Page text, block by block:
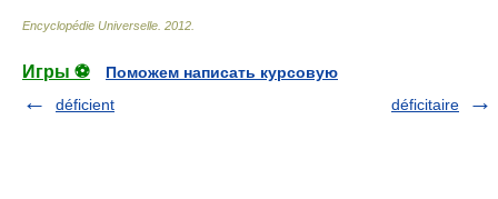
Encyclopédie Universelle 2012
Игры ⚽
Поможем написать курсовую
déficient
déficitaire